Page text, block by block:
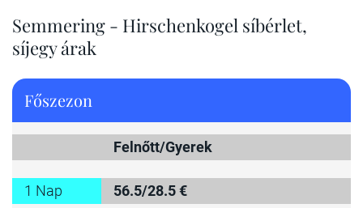
Semmering - Hirschenkogel síbérlet,
síjegy árak
Főszezon
Felnőtt/Gyerek
1 Nap 56.5/28.5 €